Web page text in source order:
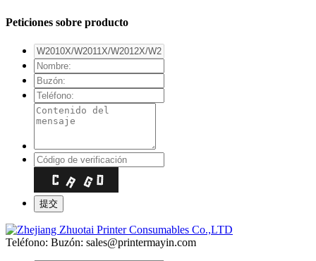
Peticiones sobre producto
Teléfono: Buzón: sales@printermayin.com